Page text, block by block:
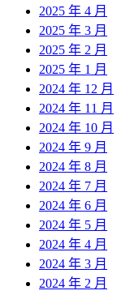
2025 年 4 月
2025 年 3 月
2025 年 2 月
2025 年 1 月
2024 年 12 月
2024 年 11 月
2024 年 10 月
2024 年 9 月
2024 年 8 月
2024 年 7 月
2024 年 6 月
2024 年 5 月
2024 年 4 月
2024 年 3 月
2024 年 2 月